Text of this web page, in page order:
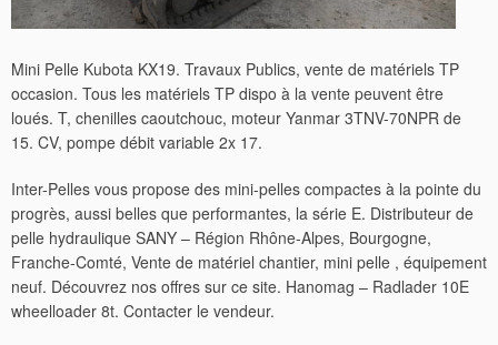
Mini Pelle Kubota KX19. Travaux Publics, vente de matériels TP
occasion. Tous les matériels TP dispo à la vente peuvent être
loués. T, chenilles caoutchouc, moteur Yanmar 3TNV-70NPR de
15. CV, pompe débit variable 2x 17.
Inter-Pelles vous propose des mini-pelles compactes à la pointe du
progrès, aussi belles que performantes, la série E. Distributeur de
pelle hydraulique SANY – Région Rhône-Alpes, Bourgogne,
Franche-Comté, Vente de matériel chantier, mini pelle , équipement
neuf. Découvrez nos offres sur ce site. Hanomag – Radlader 10E
wheelloader 8t. Contacter le vendeur.